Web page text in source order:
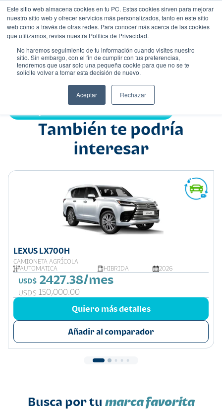
Este sitio web almacena cookies en tu PC. Estas cookies sirven para mejorar
nuestro sitio web y ofrecer servicios más personalizados, tanto en este sitio
web como a través de otras redes. Para conocer más acerca de las cookies
que utilizamos, revisa nuestra Política de Privacidad.
No haremos seguimiento de tu información cuando visites nuestro
sitio. Sin embargo, con el fin de cumplir con tus preferencias,
tendremos que usar solo una pequeña cookie para que no se te
solicite volver a tomar esta decisión de nuevo.
Aceptar Rechazar
Nombre
También te podría
interesar
LEXUS LX700H
CAMIONETA AGRÍCOLA
AUTOMATICA
HIBRIDA 2026
USD$ 2427.38/mes
USD$ 150,000.00
Quiero más detalles
Añadir al comparador
Busca por tu marca favorita